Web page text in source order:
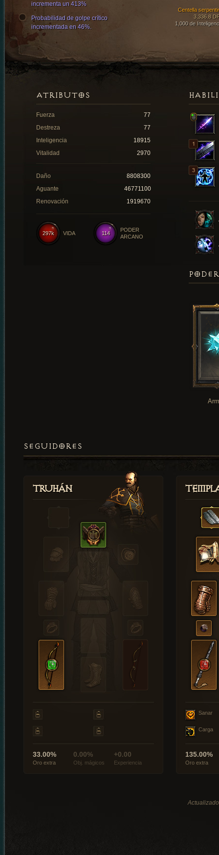
Centella
3,336.8
1,000 de
incrementa un 413%
Probabilidad de golpe crítico
incrementada en 46%.
ATRIBUTOS
Fuerza
77
Destreza
77
Inteligencia
18915
Vitalidad
2970
Daño
8808300
Aguante
46771100
Renovación
1919670
114
PODER
ARCANO
297k VIDA
SEGUIDORES
Truhán
33.00%
Oro extra
0.00%
Obj. mágicos
+0.00
Experiencia
Sanar
Carga
135.00%
Oro extra